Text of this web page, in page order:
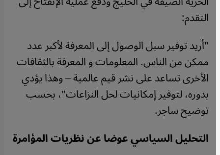
التقدم:
"أريد توفير سبل الوصول إلى المعرفة لأكبر عدد
ممكن من الناس. المعلومات و المعرفة بالثقافات
الأخرى تساعد على نشر قيم عالمية – وهذا يؤدي
بدوره، لتوفير إمكانيات لحل النزاعات"، بحسب
توضيح ساجر.
التحليل السياسي عوضا عن نظريات المؤامرة